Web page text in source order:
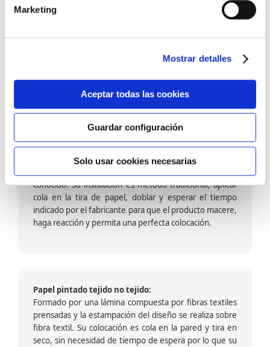
Marketing
Mostrar detalles
Aceptar todas las cookies
Guardar configuración
Solo usar cookies necesarias
barniz multiadherente en base agua. En zonas de
fuegos, se recomienda proteger con placas, silestone,
dado que el frotar en exceso dañaría el papel. Su
colocación es cola en la pared y tira en seco, sin
colocación es fácil rápida y sencilla.
Papel pintado calidad papel:
Formado por una capa de papel sobre un soporte de
conocido. Su instalación es método tradicional, aplicar
cola en la tira de papel, doblar y esperar el tiempo
indicado por el fabricante para que el producto macere,
haga reacción y permita una perfecta colocación.
Papel pintado tejido no tejido:
Formado por una lámina compuesta por fibras textiles
prensadas y la estampación del diseño se realiza sobre
fibra textil. Su colocación es cola en la pared y tira en
seco, sin necesidad de tiempo de espera por lo que su